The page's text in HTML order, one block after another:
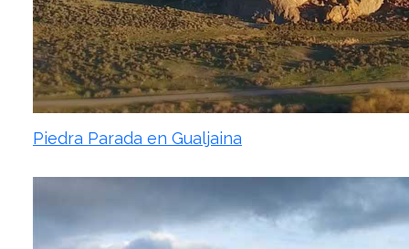
Piedra Parada en Gualjaina